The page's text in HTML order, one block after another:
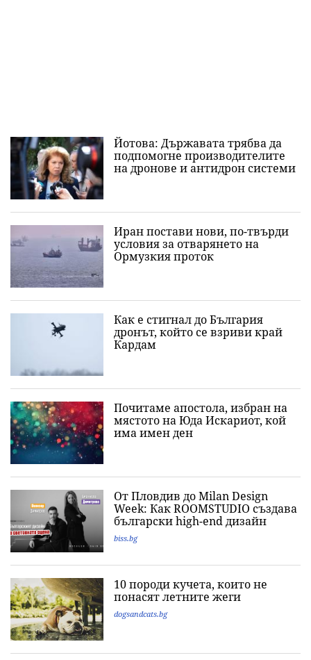
Йотова: Държавата трябва да
подпомогне производителите
на дронове и антидрон системи
Иран постави нови, по-твърди
условия за отварянето на
Ормузкия проток
Как е стигнал до България
дронът, който се взриви край
Кардам
Почитаме апостола, избран на
мястото на Юда Искариот, кой
има имен ден
От Пловдив до Milan Design
Week: Как ROOMSTUDIO създава
български high-end дизайн
biss.bg
10 породи кучета, които не
понасят летните жеги
dogsandcats.bg